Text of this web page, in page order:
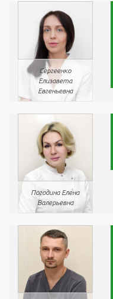
Сергеенко
Елизавета
Евгеньевна
Погодина Елена
Валерьевна